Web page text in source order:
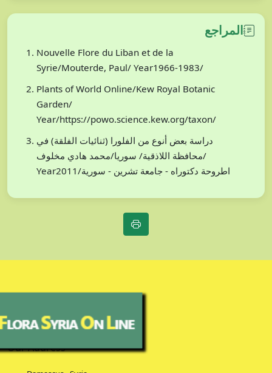
المراجع
Nouvelle Flore du Liban et de la
Syrie/Mouterde, Paul/ Year1966-1983/
Plants of World Online/Kew Royal Botanic
Garden/
Year/https://powo.science.kew.org/taxon/
دراسة بعض أنوع من الفلورا (ثنائيات الفلقة) في
محافظة اللاذقية/ سوريا/محمد هادي مخلوف/
Year2011/اطروحة دكتوراه - جامعة تشرين - سورية
Our Address